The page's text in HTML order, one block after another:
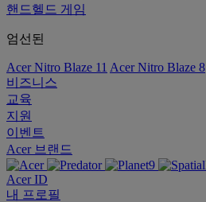
핸드헬드 게임
엄선된
Acer Nitro Blaze 11 Acer Nitro Blaze 8
비즈니스
교육
지원
이벤트
Acer 브랜드
Acer ID
내 프로필